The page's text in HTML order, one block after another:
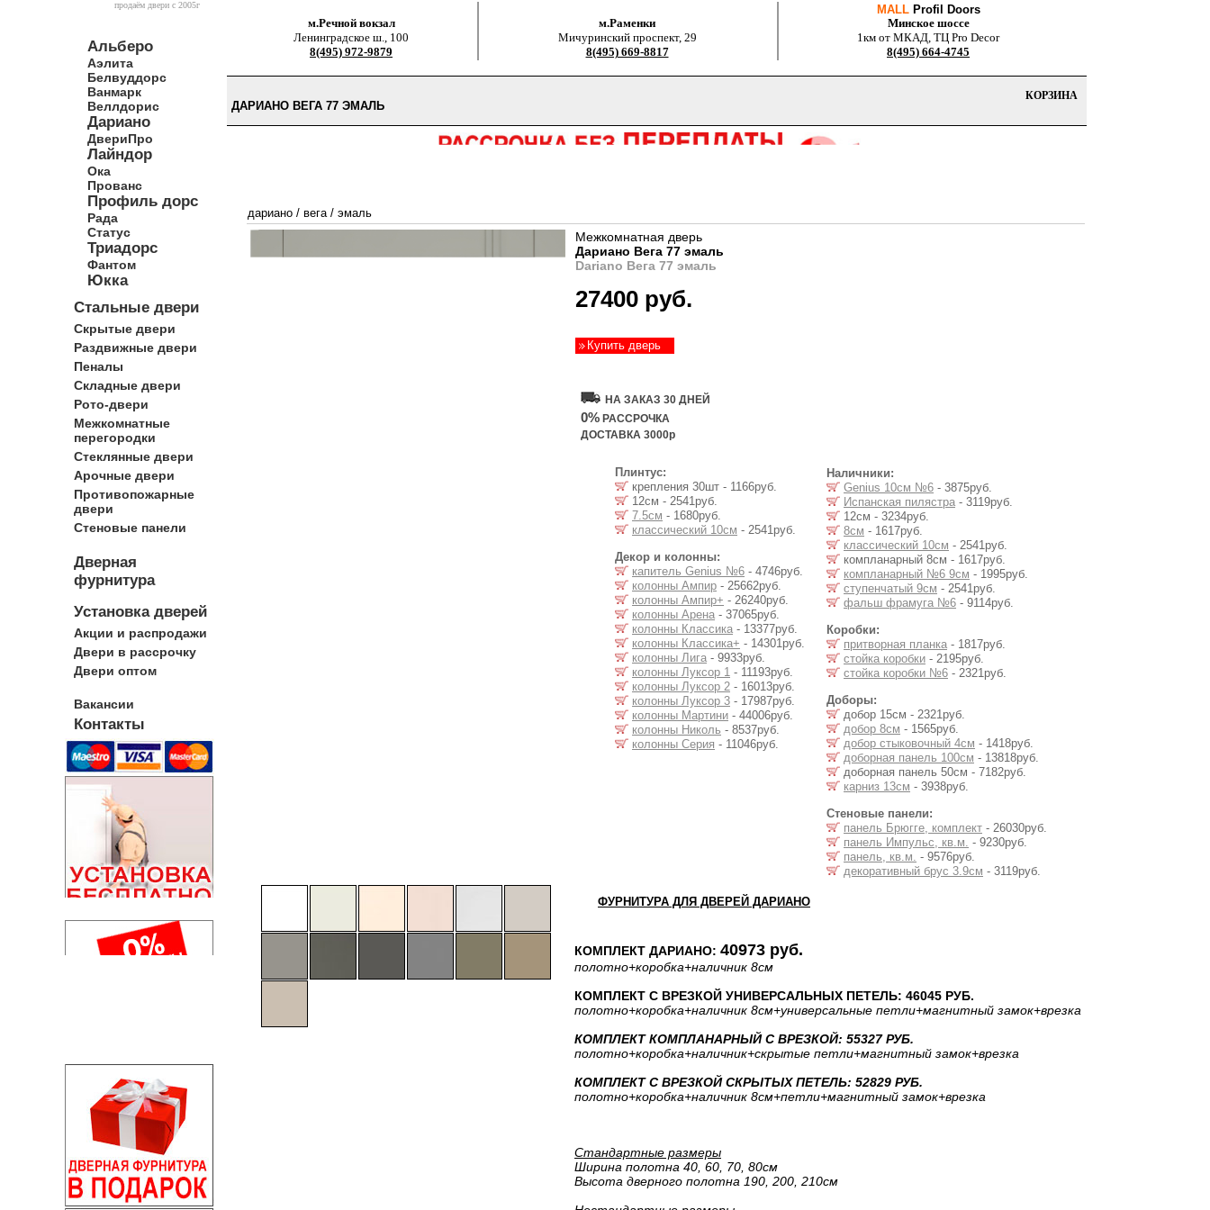
продаём двери c 2005г
Альберо
Аэлита
Белвуддорс
Ванмарк
Веллдорис
Дариано
ДвериПро
Лайндор
Ока
Прованс
Профиль дорс
Рада
Статус
Триадорс
Фантом
Юкка
Стальные двери
Скрытые двери
Раздвижные двери
Пеналы
Складные двери
Рото-двери
Межкомнатные
перегородки
Стеклянные двери
Арочные двери
Противопожарные
двери
Стеновые панели
Дверная
фурнитура
Установка дверей
Акции и распродажи
Двери в рассрочку
Двери оптом
Вакансии
Контакты
м.Речной вокзал
Ленинградское ш., 100
8(495) 972-9879
м.Раменки
Мичуринский проспект, 29
8(495) 669-8817
MALLProfil Doors
Минское шоссе
1км от МКАД, ТЦ Pro Decor
8(495) 664-4745
КОРЗИНА
ДАРИАНО ВЕГА 77 ЭМАЛЬ
дариано / вега/ эмаль
Межкомнатная дверь
Дариано Вега 77 эмаль
Dariano Вега 77 эмаль
27400 руб.
Купить дверь
НА ЗАКАЗ 30 ДНЕЙ
0% РАССРОЧКА
ДОСТАВКА 3000р
Плинтус:
крепления 30шт - 1166руб.
12см - 2541руб.
7.5см - 1680руб.
классический 10см - 2541руб.
Декор и колонны:
капитель Genius №6 - 4746руб.
колонны Ампир - 25662руб.
колонны Ампир+ - 26240руб.
колонны Арена - 37065руб.
колонны Классика - 13377руб.
колонны Классика+ - 14301руб.
колонны Лига - 9933руб.
колонны Луксор 1 - 11193руб.
колонны Луксор 2 - 16013руб.
колонны Луксор 3 - 17987руб.
колонны Мартини - 44006руб.
колонны Николь - 8537руб.
колонны Серия - 11046руб.
Наличники:
Genius 10см №6 - 3875руб.
Испанская пилястра - 3119руб.
12см - 3234руб.
8см - 1617руб.
классический 10см - 2541руб.
компланарный 8см - 1617руб.
компланарный №6 9см - 1995руб.
ступенчатый 9см - 2541руб.
фальш фрамуга №6 - 9114руб.
Коробки:
притворная планка - 1817руб.
стойка коробки - 2195руб.
стойка коробки №6 - 2321руб.
Доборы:
добор 15см - 2321руб.
добор 8см - 1565руб.
добор стыковочный 4см - 1418руб.
доборная панель 100см - 13818руб.
доборная панель 50см - 7182руб.
карниз 13см - 3938руб.
Стеновые панели:
панель Брюгге, комплект - 26030руб.
панель Импульс, кв.м. - 9230руб.
панель, кв.м. - 9576руб.
декоративный брус 3.9см - 3119руб.
ФУРНИТУРА ДЛЯ ДВЕРЕЙ ДАРИАНО
КОМПЛЕКТ ДАРИАНО: 40973 руб.
полотно+коробка+наличник 8см
КОМПЛЕКТ С ВРЕЗКОЙ УНИВЕРСАЛЬНЫХ ПЕТЕЛЬ: 46045 РУБ.
полотно+коробка+наличник 8см+универсальные петли+магнитный замок+врезка
КОМПЛЕКТ КОМПЛАНАРНЫЙ С ВРЕЗКОЙ: 55327 РУБ.
полотно+коробка+наличник+скрытые петли+магнитный замок+врезка
КОМПЛЕКТ С ВРЕЗКОЙ СКРЫТЫХ ПЕТЕЛЬ: 52829 РУБ.
полотно+коробка+наличник 8см+петли+магнитный замок+врезка
Стандартные размеры
Ширина полотна 40, 60, 70, 80см
Высота дверного полотна 190, 200, 210cм